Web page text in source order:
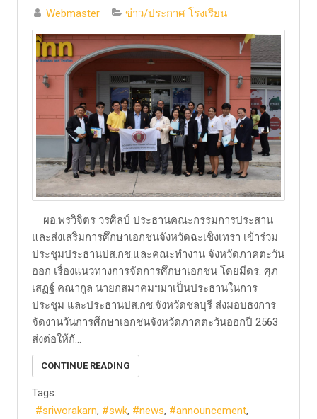
Webmaster ข่าว/ประกาศ โรงเรียน
ผอ.พรวิจิตร วรศิลป์ ประธานคณะกรรมการประสาน
และส่งเสริมการศึกษาเอกชนจังหวัดฉะเชิงเทรา เข้าร่วม
ประชุมประธานปส.กช.และคณะทำงาน จังหวัดภาคตะวัน
ออก เรื่องแนวทางการจัดการศึกษาเอกชน โดยมีดร. ศุภ
เสฏฐ์ คณากูล นายกสมาคมฯมาเป็นประธานในการ
ประชุม และประธานปส.กช.จังหวัดชลบุรี ส่งมอบธงการ
จัดงานวันการศึกษาเอกชนจังหวัดภาคตะวันออกปี 2563
ส่งต่อให้กั...
CONTINUE READING
Tags:
sriworakarn
swk news
announcement